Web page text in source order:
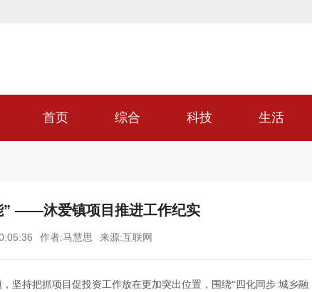
首页 综合 科技 生活
” ——沐爱镇项目推进工作纪实
作者:马慧思 来源:互联网
坚持把抓项目促投资工作放在更加突出位置，围绕“四化同步 城乡融